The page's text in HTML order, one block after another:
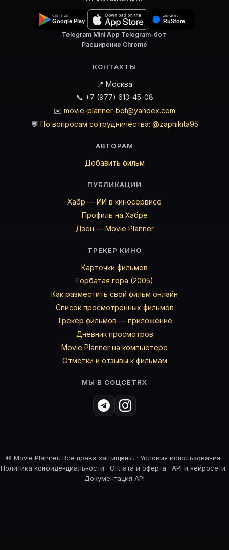
Telegram Mini App·Telegram-бот·
Расширение Chrome
КОНТАКТЫ
📍 Москва
📞 +7 (977) 613-45-08
✉️ movie-planner-bot@yandex.com
💬 По вопросам сотрудничества: @zapnikita95
АВТОРАМ
Добавить фильм
ПУБЛИКАЦИИ
Хабр — ИИ в киносервисе
Профиль на Хабре
Дзен — Movie Planner
ТРЕКЕР КИНО
Карточки фильмов
Горбатая гора (2005)
Как разместить свой фильм онлайн
Список просмотренных фильмов
Трекер фильмов — приложение
Дневник просмотров
Movie Planner на компьютере
Отметки и отзывы к фильмам
МЫ В СОЦСЕТЯХ
© Movie Planner. Все права защищены. · Условия использования ·
Политика конфиденциальности · Оплата и оферта · API и нейросети ·
Документация API